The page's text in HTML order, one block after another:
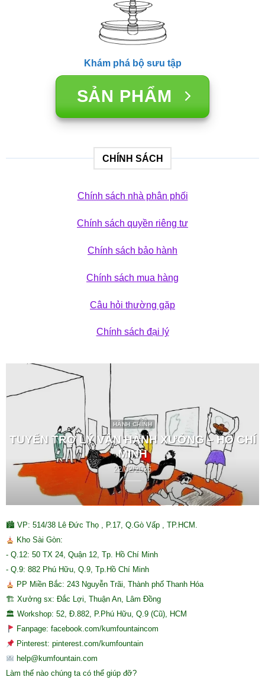
Khám phá bộ sưu tập
SẢN PHẨM
CHÍNH SÁCH
Chính sách nhà phân phối
Chính sách quyền riêng tư
Chính sách bảo hành
Chính sách mua hàng
Câu hỏi thường gặp
Chính sách đại lý
HÀNH CHÍNH
TUYỂN TRỢ LÝ VẬN HÀNH XƯỞNG – HỒ CHÍ
MINH
22/02/2026
🏙 VP: 514/38 Lê Đức Thọ , P.17, Q.Gò Vấp , TP.HCM.
Kho Sài Gòn:
- Q.12: 50 TX 24, Quận 12, Tp. Hồ Chí Minh
- Q.9: 882 Phú Hữu, Q.9, Tp.Hồ Chí Minh
PP Miền Bắc: 243 Nguyễn Trãi, Thành phố Thanh Hóa
🏗 Xưởng sx: Đắc Lợi, Thuận An, Lâm Đồng
🏛 Workshop: 52, Đ.882, P.Phú Hữu, Q.9 (Cũ), HCM
Fanpage: facebook.com/kumfountaincom
Pinterest: pinterest.com/kumfountain
help@kumfountain.com
Làm thế nào chúng ta có thể giúp đỡ?